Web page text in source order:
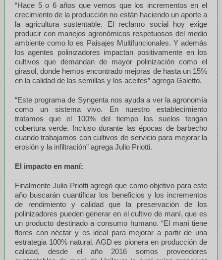
“Hace 5 o 6 años que vemos que los incrementos en el
crecimiento de la producción no están haciendo un aporte a
la agricultura sustentable. El reclamo social hoy exige
producir con manejos agronómicos respetuosos del medio
ambiente como lo es Paisajes Multifuncionales. Y además
los agentes polinizadores impactan positivamente en los
cultivos que demandan de mayor polinización como el
girasol, donde hemos encontrado mejoras de hasta un 15%
en la calidad de las semillas y los aceites” agrega Galetto.
“Este programa de Syngenta nos ayuda a ver la agronomía
como un sistema vivo. En nuestro establecimiento
tratamos que el 100% del tiempo los suelos tengan
cobertura verde. Incluso durante las épocas de barbecho
cuando trabajamos con cultivos de servicio para mejorar la
erosión y la infiltración” agrega Julio Priotti.
El impacto en maní:
Finalmente Julio Priotti agregó que como objetivo para este
año buscarán cuantificar los beneficios y los incrementos
de rendimiento y calidad que la preservación de los
polinizadores pueden generar en el cultivo de maní, que es
un producto destinado a consumo humano. “El maní tiene
flores con néctar y es ideal para mejorar a partir de una
estrategia 100% natural. AGD es pionera en producción de
calidad, desde el año 2016 somos proveedores